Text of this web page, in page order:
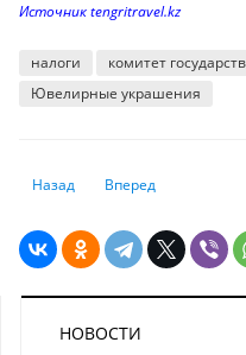
Источник tengritravel.kz
налоги комитет
Ювелирные украшения
Предыдущий: Базовая ставка
Назад Следующий:
Вперед
НОВОСТИ